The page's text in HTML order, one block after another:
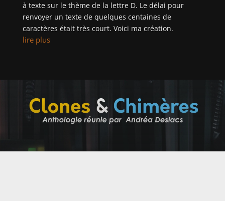
à texte sur le thème de la lettre D. Le délai pour
renvoyer un texte de quelques centaines de
caractères était très court. Voici ma création.
lire plus